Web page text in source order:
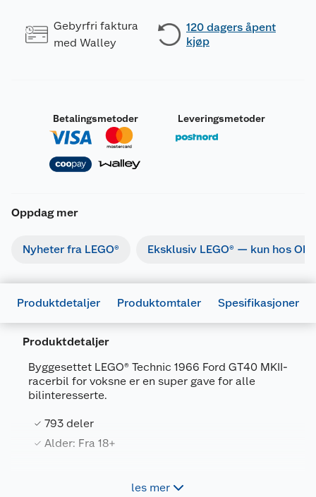
Gebyrfri faktura
med Walley
120 dagers åpent
kjøp
Betalingsmetoder Leveringsmetoder
Oppdag mer
Nyheter fra LEGO® Eksklusiv LEGO® — kun hos
Produktdetaljer Produktomtaler Spesifikasjoner
Produktdetaljer
Byggesettet LEGO® Technic 1966 Ford GT40 MKII-
racerbil for voksne er en super gave for alle
bilinteresserte.
793 deler
Alder: Fra 18+
Vinn løpet, og hyll en ikonisk bil med LEGO®
les mer
Artikkelnummer
Leverandørens artikkelnummer